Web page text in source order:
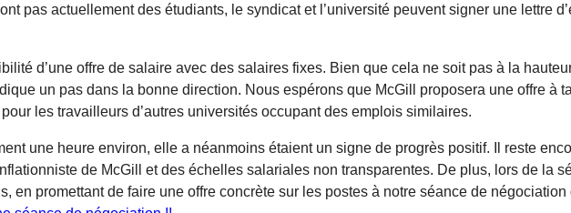
pas actuellement des étudiants, le syndicat et l’université peuvent signer une lettre
d’une offre de salaire avec des salaires fixes. Bien que cela ne soit pas à la
un pas dans la bonne direction. Nous espérons que McGill proposera une offre à
les travailleurs d’autres universités occupant des emplois similaires.
une heure environ, elle a néanmoins étaient un signe de progrès positif. Il reste
de McGill et des échelles salariales non transparentes. De plus, lors de la
en promettant de faire une offre concrète sur les postes à notre séance de